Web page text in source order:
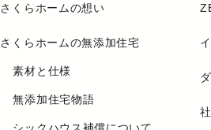
さくらホームの想い
さくらホームの無添加住宅
素材と仕様
無添加住宅物語